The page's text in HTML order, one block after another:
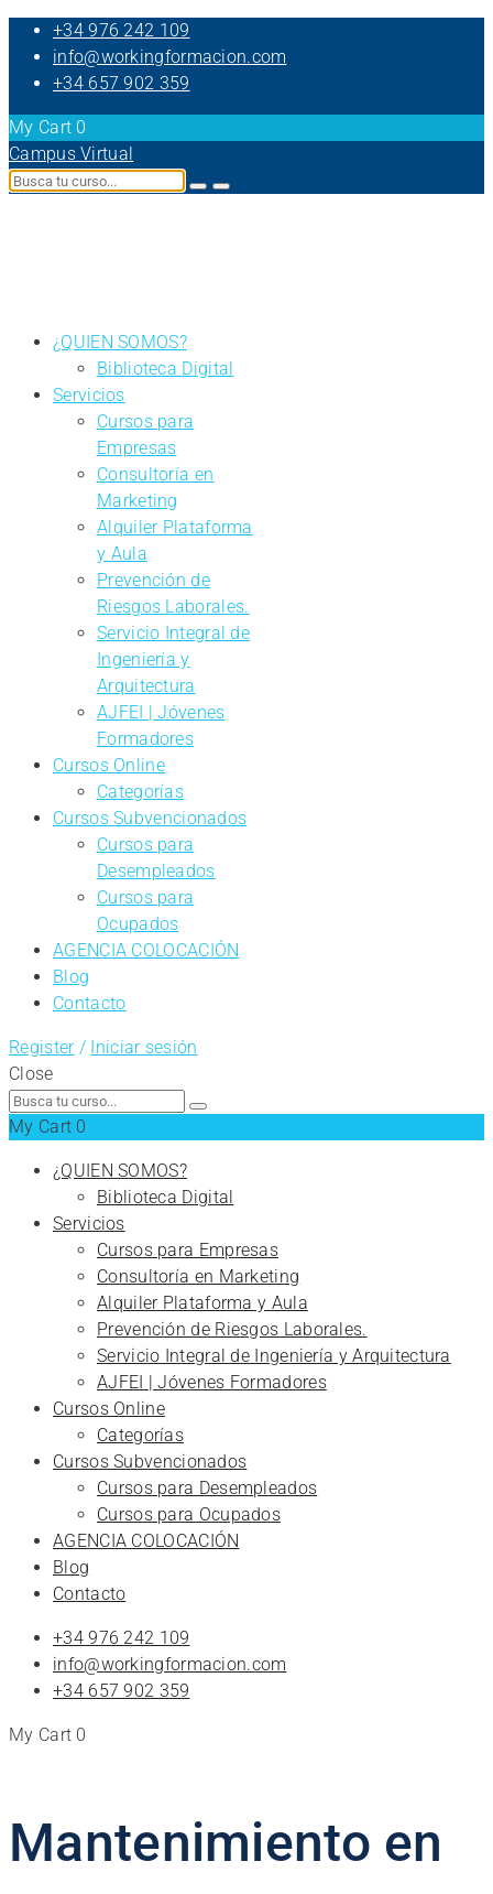
+34 976 242 109
info@workingformacion.com
+34 657 902 359
My Cart 0
Campus Virtual
¿QUIEN SOMOS?
Biblioteca Digital
Servicios
Cursos para
Empresas
Consultoría en
Marketing
Alquiler Plataforma
y Aula
Prevención de
Riesgos Laborales.
Servicio Integral de
Ingeniería y
Arquitectura
AJFEI | Jóvenes
Formadores
Cursos Online
Categorías
Cursos Subvencionados
Cursos para
Desempleados
Cursos para
Ocupados
AGENCIA COLOCACIÓN
Blog
Contacto
Register/ Iniciar sesión
Close
Search
for:
My Cart 0
¿QUIEN SOMOS?
Biblioteca Digital
Servicios
Cursos para Empresas
Consultoría en Marketing
Alquiler Plataforma y Aula
Prevención de Riesgos Laborales.
Servicio Integral de Ingeniería y Arquitectura
AJFEI | Jóvenes Formadores
Cursos Online
Categorías
Cursos Subvencionados
Cursos para Desempleados
Cursos para Ocupados
AGENCIA COLOCACIÓN
Blog
Contacto
+34 976 242 109
info@workingformacion.com
+34 657 902 359
My Cart 0
Mantenimiento en